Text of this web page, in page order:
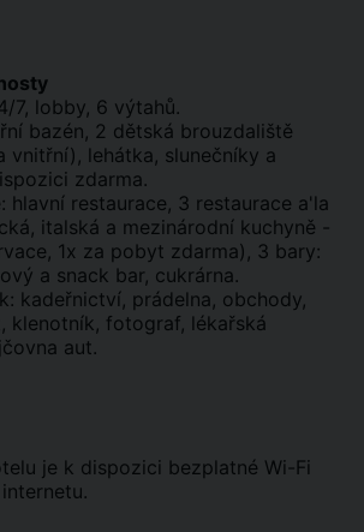
7, lobby, 6 výtahů.
bazén, 2 dětská brouzdaliště
vnitřní), lehátka, slunečníky a
zdarma.
hlavní restaurace, 3 restaurace a'la
italská a mezinárodní kuchyně -
1x za pobyt zdarma), 3 bary:
a snack bar, cukrárna.
kadeřnictví, prádelna, obchody,
klenotník, fotograf, lékařská
aut.
je k dispozici bezplatné Wi-Fi